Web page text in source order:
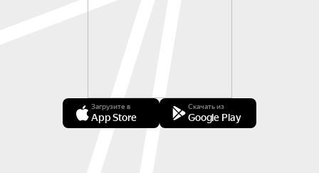
Загрузите в
App Store
Скачать из
Google Play